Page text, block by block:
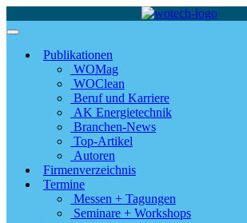
Publikationen
WOMag
WOClean
Beruf und Karriere
AK Energietechnik
Branchen-News
Top-Artikel
Autoren
Firmenverzeichnis
Termine
Messen + Tagungen
Seminare + Workshops